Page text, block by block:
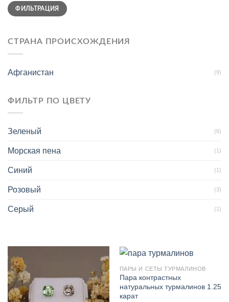
Минимальная
цена
Максимальная
ценаФИЛЬТРАЦИЯ
СТРАНА ПРОИСХОЖДЕНИЯ
Афганистан (9)
ФИЛЬТР ПО ЦВЕТУ
Зеленый (6)
Морская пена (1)
Синий (1)
Розовый (3)
Серый (1)
ПАРЫ И СЕТЫ ТУРМАЛИНОВ
Пара контрастных
натуральных турмалинов 1.25
карат